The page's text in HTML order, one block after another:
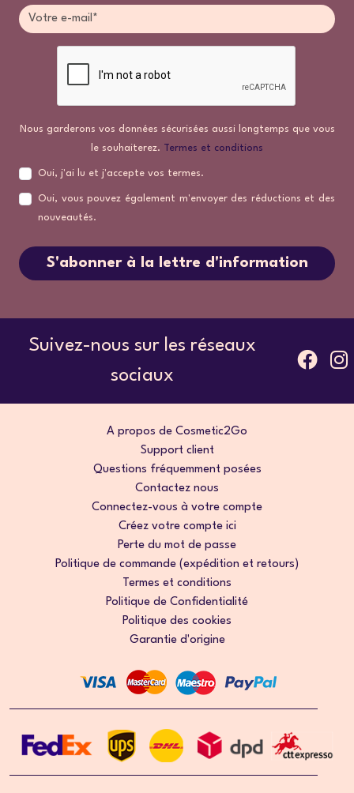
Nous garderons vos données sécurisées aussi longtemps que vous
le souhaiterez. Termes et conditions
Oui, j'ai lu et j'accepte vos termes.
Oui, vous pouvez également m'envoyer des réductions et des
nouveautés.
S'abonner à la lettre d'information
Suivez-nous sur les réseaux
sociaux
A propos de Cosmetic2Go
Support client
Questions fréquemment posées
Contactez nous
Connectez-vous à votre compte
Créez votre compte ici
Perte du mot de passe
Politique de commande (expédition et retours)
Termes et conditions
Politique de Confidentialité
Politique des cookies
Garantie d'origine